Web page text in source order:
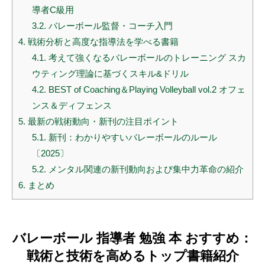
導者C級用
3.2. バレーボール監督・コーチ入門
4. 戦術分析と高度な指導法を学べる書籍
4.1. 考えて強くなるバレーボールのトレーニング スカ
ウティング理論に基づくスキル&ドリル
4.2. BEST of Coaching＆Playing Volleyball vol.2 オフェ
ンス＆ディフェンス
5. 最新の戦術動向・新刊の注目ポイント
5.1. 新刊：わかりやすいバレーボールのルール
〔2025〕
5.2. メンタル関連の新刊動向および集中力革命の紹介
6. まとめ
バレーボール 指導者 勉強 本 おすすめ：
戦術と技術を高めるトップ書籍紹介